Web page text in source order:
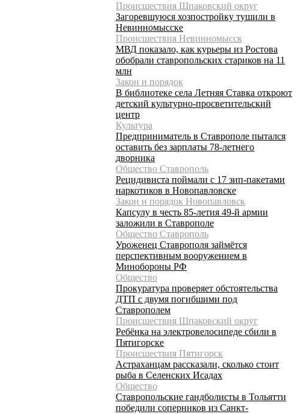
Происшествия Шпаковский округ
Загоревшуюся хозпостройку тушили в
Невинномысске
Происшествия Невинномысск
МВД показало, как курьеры из Ростова
обобрали ставропольских стариков на 11
млн
Закон и порядок
В библиотеке села Летняя Ставка откроют
детский культурно-просветительский
центр
Культура
Предприниматель в Ставрополе пытался
оставить без зарплаты 78-летнего
дворника
Общество Ставрополь
Рецидивиста поймали с 17 зип-пакетами
наркотиков в Новопавловске
Закон и порядок Новопавловск
Капсулу в честь 85-летия 49-й армии
заложили в Ставрополе
Общество Ставрополь
Уроженец Ставрополя займётся
перспективным вооружением в
Минобороны РФ
Общество
Прокуратура проверяет обстоятельства
ДТП с двумя погибшими под
Ставрополем
Происшествия Шпаковский округ
Ребёнка на электровелосипеде сбили в
Пятигорске
Происшествия Пятигорск
Астраханцам рассказали, сколько стоит
рыба в Селенских Исадах
Общество
Ставропольские гандболисты в Тольятти
победили соперников из Санкт-